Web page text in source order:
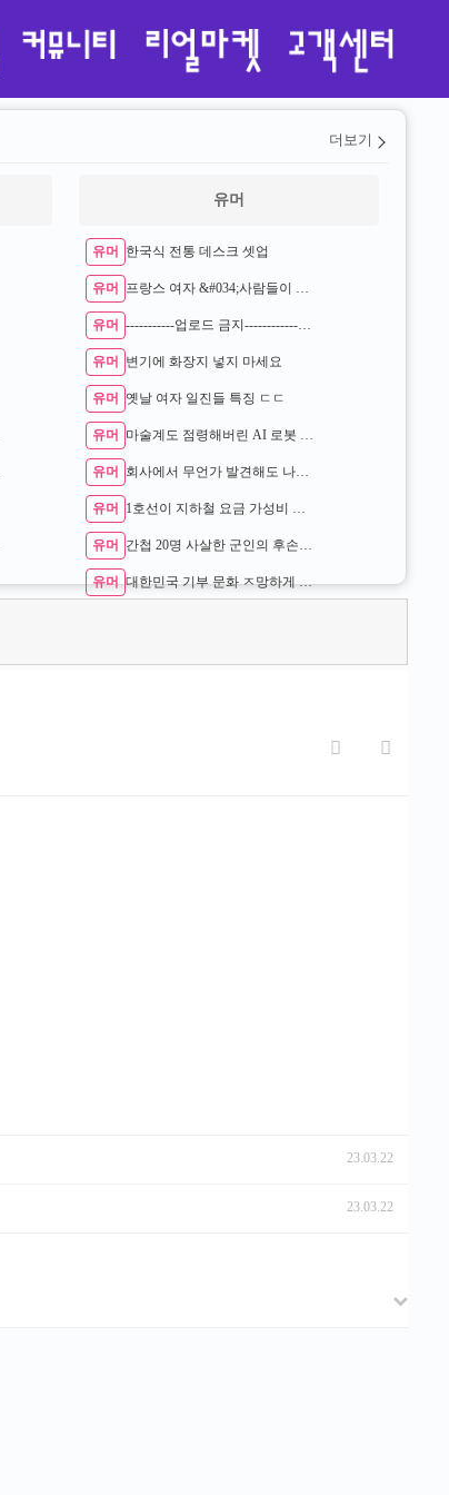
더보기
유머
유머 한국식 전통 데스크 셋업
유머 프랑스 여자 &#034;사람들이 왜 나 보고 더러운(공장) 일 하냐고 하…
유머 -----------업로드 금지----------------
유머 변기에 화장지 넣지 마세요
유머 옛날 여자 일진들 특징 ㄷㄷ
유머 마술계도 점령해버린 AI 로봇 ㄷㄷ
유머 회사에서 무언가 발견해도 나대지 않는 이유
유머 1호선이 지하철 요금 가성비 좋은 이유
유머 간첩 20명 사살한 군인의 후손 ㄷㄷ
유머 대한민국 기부 문화 ㅈ망하게 만든 원흉
23.03.22
23.03.22